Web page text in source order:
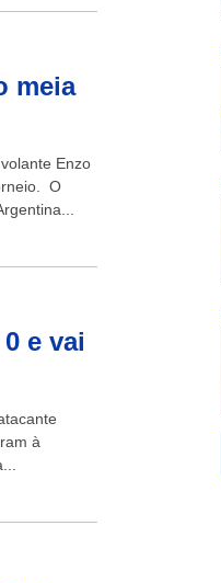
meia
Enzo
O
e vai
à